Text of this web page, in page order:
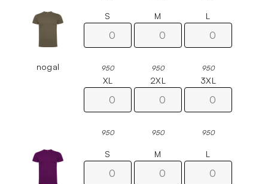
nogal
S
950
M
950
L
950
XL
950
2XL
950
3XL
950
S M L